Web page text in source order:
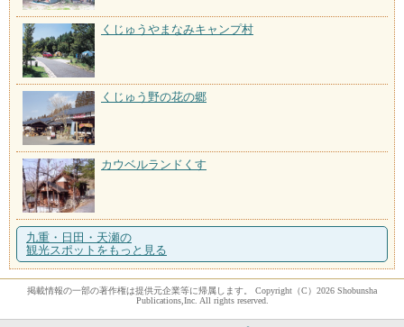
くじゅうやまなみキャンプ村
くじゅう野の花の郷
カウベルランドくす
九重・日田・天瀬の
観光スポットをもっと見る
掲載情報の一部の著作権は提供元企業等に帰属します。 Copyright（C）2026 Shobunsha
Publications,Inc. All rights reserved.